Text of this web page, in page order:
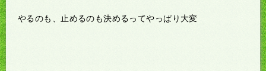
やるのも、止めるのも決めるってやっぱり大変